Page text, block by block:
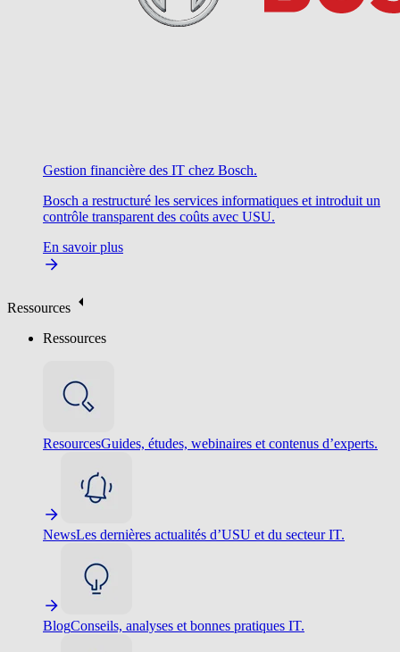
Gestion financière des IT chez Bosch.
Bosch a restructuré les services informatiques et introduit un
contrôle transparent des coûts avec USU.
En savoir plus
Ressources
Ressources
ResourcesGuides, études, webinaires et contenus d’experts.
NewsLes dernières actualités d’USU et du secteur IT.
BlogConseils, analyses et bonnes pratiques IT.